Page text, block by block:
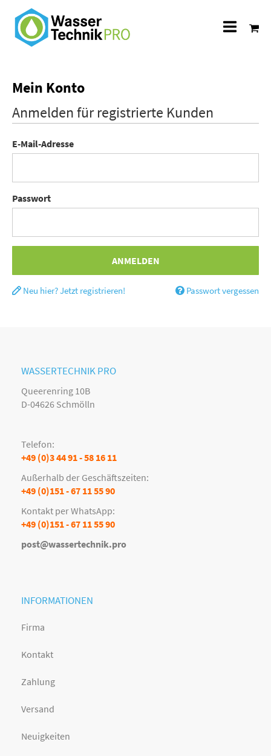
Mein Konto
Anmelden für registrierte Kunden
E-Mail-Adresse
Passwort
Neu hier? Jetzt registrieren! Passwort vergessen
WASSERTECHNIK PRO
Queerenring 10B
D-04626 Schmölln
Telefon:
+49 (0)3 44 91 - 58 16 11
Außerhalb der Geschäftszeiten:
+49 (0)151 - 67 11 55 90
Kontakt per WhatsApp:
+49 (0)151 - 67 11 55 90
post@wassertechnik.pro
INFORMATIONEN
Firma
Kontakt
Zahlung
Versand
Neuigkeiten